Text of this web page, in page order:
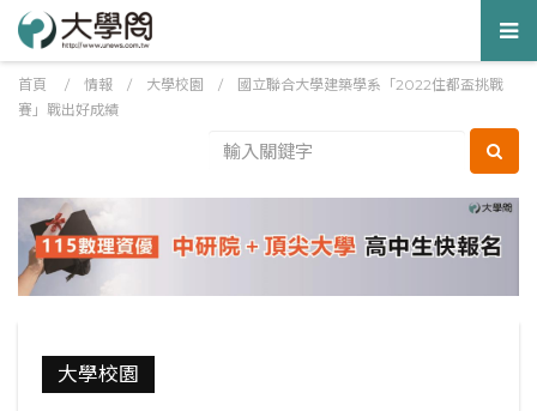
首頁 / 情報 / 大學校園 /
國立聯合大學建築學系「2022住都盃挑戰
賽」戰出好成績
大學校園